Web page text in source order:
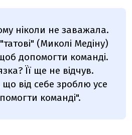
ніколи не заважала.
(Миколі Медіну)
допомогти команді.
Її ще не відчув.
від себе зроблю усе
команді".